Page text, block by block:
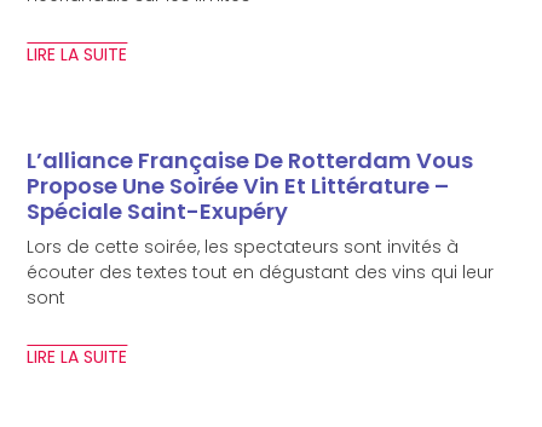
LIRE LA SUITE
L’alliance Française De Rotterdam Vous
Propose Une Soirée Vin Et Littérature –
Spéciale Saint-Exupéry
Lors de cette soirée, les spectateurs sont invités à
écouter des textes tout en dégustant des vins qui leur
sont
LIRE LA SUITE